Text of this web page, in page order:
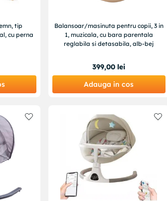
tip
cu perna
Balansoar/masinuta pentru copii, 3 in
1, muzicala, cu bara parentala
reglabila si detasabila, alb-bej
399,00 lei
Adauga in cos